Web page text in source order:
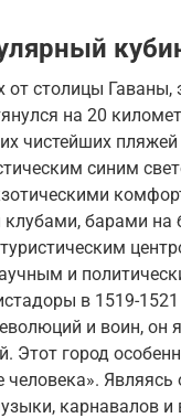
столицы Гаваны,
на 20
чистейших
синим
барами на
и
в 1519-
и воин, он
Этот город
карнавалов и